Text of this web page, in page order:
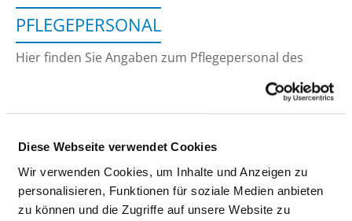
Diese Webseite verwendet Cookies
Wir verwenden Cookies, um Inhalte und Anzeigen zu
personalisieren, Funktionen für soziale Medien anbieten
zu können und die Zugriffe auf unsere Website zu
PFLEGEPERSONAL
Hier finden Sie Angaben zum Pflegepersonal des
Personal der einzelnen Fachabteilungen finden Sie
auf den Fachabteilungsseiten.
GESUNDHEITS- UND KRANKENPFLEGER UND
GESUNDHEITS- UND KRANKENPFLEGERINNEN